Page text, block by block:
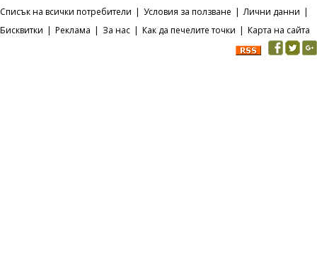
Списък на всички потребители | Условия за ползване | Лични данни |
Бисквитки | Реклама | За нас | Как да печелите точки | Карта на сайта